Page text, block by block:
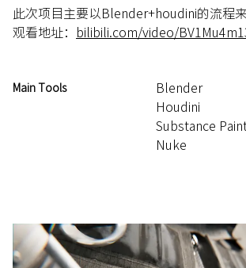
Main Tools
Blender
Houdini
Substance
Nuke
此次项目主要以Blender+houdini的流程
观看地址： bilibili.com/video/